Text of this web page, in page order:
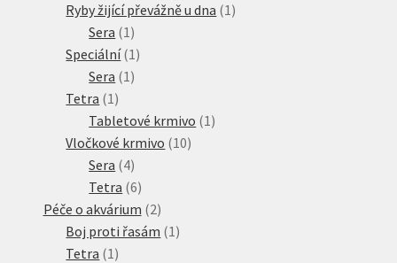
produkt
Ryby žijící převážně u dna 1 1
Sera 1 1
produkt
Speciální 1 1
Sera 1 1
Tetra 1 1
produkt
Tabletové krmivo 1 1
Vločkové krmivo 1010
Sera 44
produkty
Tetra 66
produktů
Péče o akvárium 22
produkty
Boj proti řasám 1 1
Tetra 1 1